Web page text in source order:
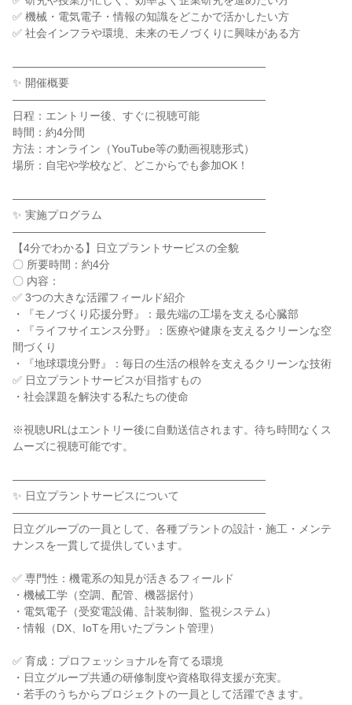
✅ 機械・電気電子・情報の知識をどこかで活かしたい方
✅ 社会インフラや環境、未来のモノづくりに興味がある方
―――――――――――――――――――――――
✨ 開催概要
―――――――――――――――――――――――
日程：エントリー後、すぐに視聴可能
時間：約4分間
方法：オンライン（YouTube等の動画視聴形式）
場所：自宅や学校など、どこからでも参加OK！
―――――――――――――――――――――――
✨ 実施プログラム
―――――――――――――――――――――――
【4分でわかる】日立プラントサービスの全貌
〇 所要時間：約4分
〇 内容：
✅ 3つの大きな活躍フィールド紹介
・『モノづくり応援分野』：最先端の工場を支える心臓部
・『ライフサイエンス分野』：医療や健康を支えるクリーンな空
間づくり
・『地球環境分野』：毎日の生活の根幹を支えるクリーンな技術
✅ 日立プラントサービスが目指すもの
・社会課題を解決する私たちの使命
※視聴URLはエントリー後に自動送信されます。待ち時間なくス
ムーズに視聴可能です。
―――――――――――――――――――――――
✨ 日立プラントサービスについて
―――――――――――――――――――――――
日立グループの一員として、各種プラントの設計・施工・メンテ
ナンスを一貫して提供しています。
✅ 専門性：機電系の知見が活きるフィールド
・機械工学（空調、配管、機器据付）
・電気電子（受変電設備、計装制御、監視システム）
・情報（DX、IoTを用いたプラント管理）
✅ 育成：プロフェッショナルを育てる環境
・日立グループ共通の研修制度や資格取得支援が充実。
・若手のうちからプロジェクトの一員として活躍できます。